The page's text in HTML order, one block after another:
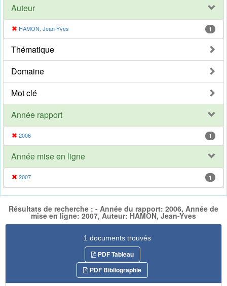
Auteur
HAMON, Jean-Yves 1
Thématique
Domaine
Mot clé
Année rapport
2006 1
Année mise en ligne
2007 1
Résultats de recherche : - Année du rapport: 2006, Année de
mise en ligne: 2007, Auteur: HAMON, Jean-Yves
1 documents trouvés
PDF Tableau
PDF Bibliographie